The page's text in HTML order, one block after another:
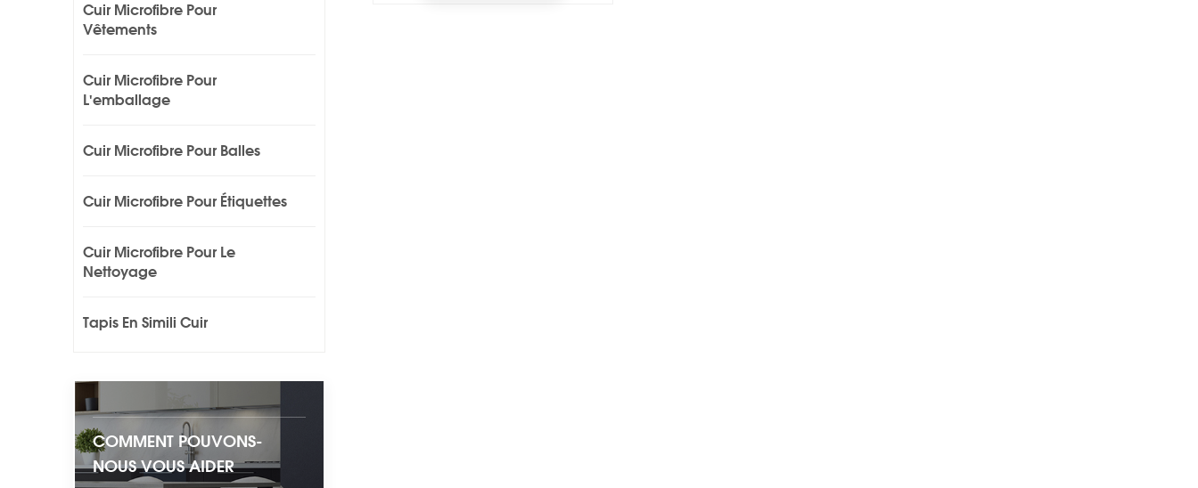
Cuir Microfibre Pour
Vêtements
Cuir Microfibre Pour
L'emballage
Cuir Microfibre Pour Balles
Cuir Microfibre Pour Étiquettes
Cuir Microfibre Pour Le
Nettoyage
Tapis En Simili Cuir
COMMENT POUVONS-
NOUS VOUS AIDER